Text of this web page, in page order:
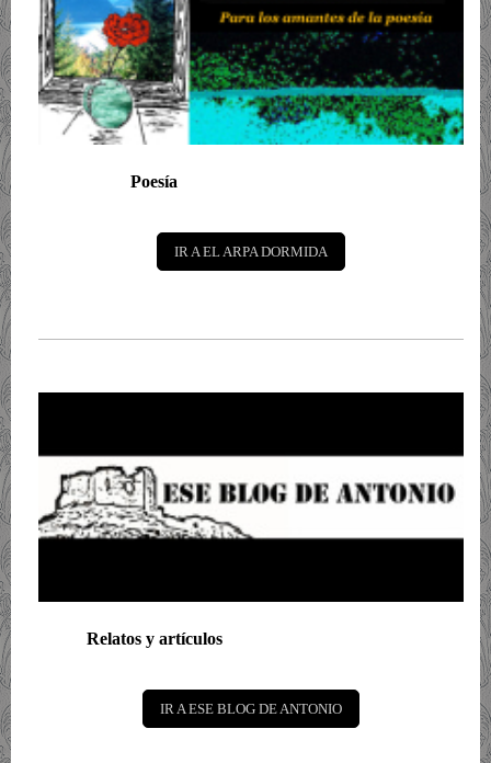
Poesía
IR A EL ARPA DORMIDA
Relatos y artículos
IR A ESE BLOG DE ANTONIO